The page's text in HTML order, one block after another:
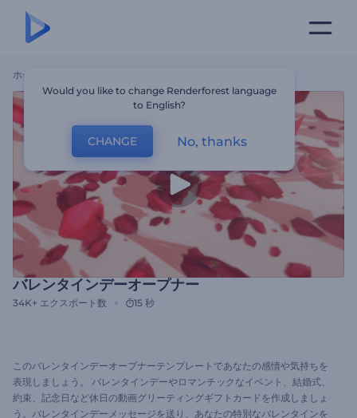
ホーム
バレンタインデーオープナー
34K+ エクスポート数 15 秒
このバレンタインデーオープナーテンプレートであなたの感情や気持ちを
表現しましょう。 バレンタインデーやロマンチックなイベント、結婚式、
約束、記念日など休日の動画グリーティングギフトカードを作成しましょ
う。バレンタインデーメッセージを送り、あなたの特別なバレンタインを
Would you like to change Renderforest language
to English?
CHANGE No, thanks